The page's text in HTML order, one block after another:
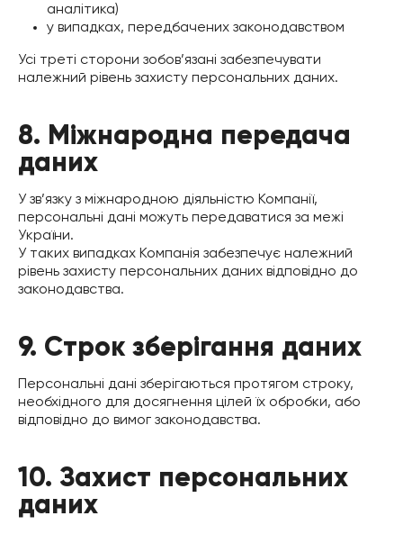
аналітика)
у випадках, передбачених законодавством
Усі треті сторони зобов’язані забезпечувати
належний рівень захисту персональних даних.
8. Міжнародна передача
даних
У зв’язку з міжнародною діяльністю Компанії,
персональні дані можуть передаватися за межі
України.
У таких випадках Компанія забезпечує належний
рівень захисту персональних даних відповідно до
законодавства.
9. Строк зберігання даних
Персональні дані зберігаються протягом строку,
необхідного для досягнення цілей їх обробки, або
відповідно до вимог законодавства.
10. Захист персональних
даних